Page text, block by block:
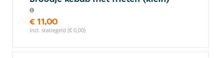
€ 11,00
incl. statiegeld (€ 0,00)